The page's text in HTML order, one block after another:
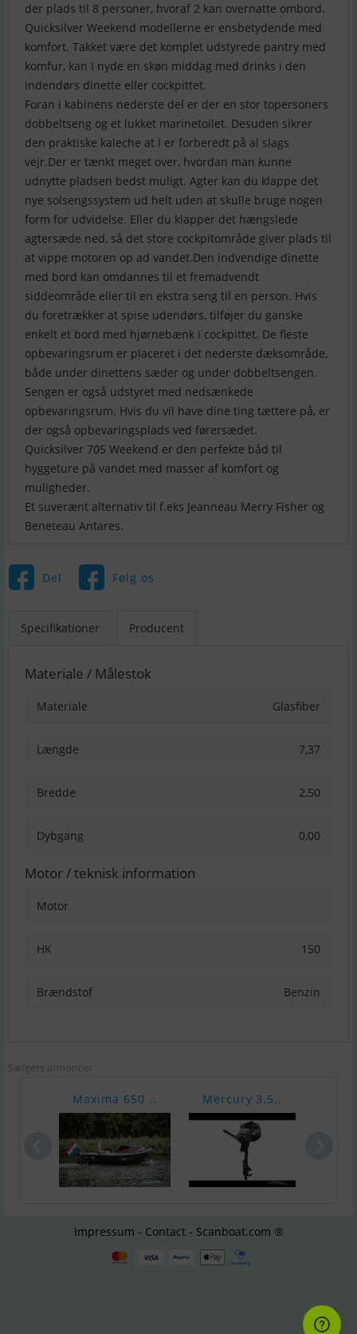
der plads til 8 personer, hvoraf 2 kan overnatte ombord.
Quicksilver Weekend modellerne er ensbetydende med
komfort. Takket være det komplet udstyrede pantry med
komfur, kan I nyde en skøn middag med drinks i den
indendørs dinette eller cockpittet.
Foran i kabinens nederste del er der en stor topersoners
dobbeltseng og et lukket marinetoilet. Desuden sikrer
den praktiske kaleche at I er forberedt på al slags
vejr.Der er tænkt meget over, hvordan man kunne
udnytte pladsen bedst muligt. Agter kan du klappe det
nye solsengssystem ud helt uden at skulle bruge nogen
form for udvidelse. Eller du klapper det hængslede
agtersæde ned, så det store cockpitområde giver plads til
at vippe motoren op ad vandet.Den indvendige dinette
med bord kan omdannes til et fremadvendt
siddeområde eller til en ekstra seng til en person. Hvis
du foretrækker at spise udendørs, tilføjer du ganske
enkelt et bord med hjørnebænk i cockpittet. De fleste
opbevaringsrum er placeret i det nederste dæksområde,
både under dinettens sæder og under dobbeltsengen.
Sengen er også udstyret med nedsænkede
opbevaringsrum. Hvis du vil have dine ting tættere på, er
der også opbevaringsplads ved førersædet.
Quicksilver 705 Weekend er den perfekte båd til
hyggeture på vandet med masser af komfort og
muligheder.
Et suverænt alternativ til f.eks Jeanneau Merry Fisher og
Beneteau Antares.
Del Følg os
Specifikationer Producent
Materiale / Målestok
Materiale Glasfiber
Længde 7,37
Bredde 2,50
Dybgang 0,00
Motor / teknisk information
Motor
HK 150
Brændstof Benzin
Sælgers annoncer
Maxima 650 .. Mercury 3.5..
Impressum - Contact - Scanboat.com ®